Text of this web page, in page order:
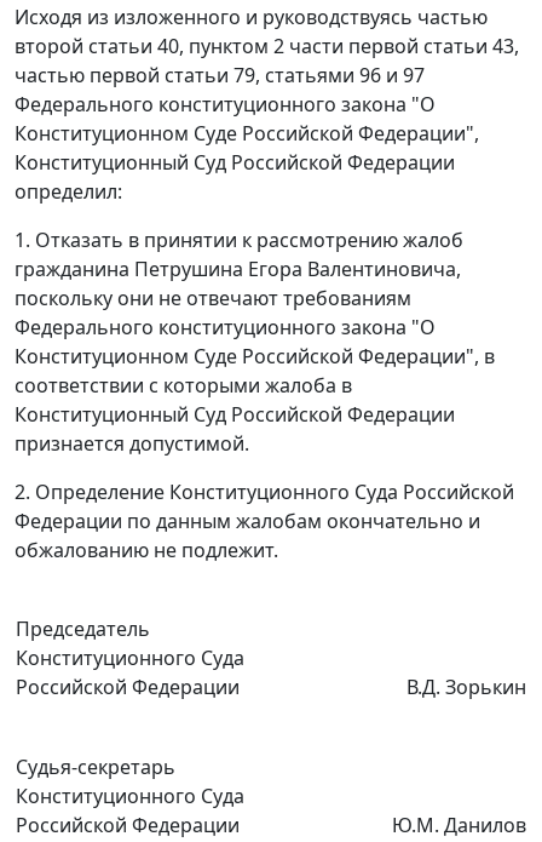
Исходя из изложенного и руководствуясь частью
второй статьи 40, пунктом 2 части первой статьи 43,
частью первой статьи 79, статьями 96 и 97
Федерального конституционного закона "О
Конституционном Суде Российской Федерации",
Конституционный Суд Российской Федерации
определил:
1. Отказать в принятии к рассмотрению жалоб
гражданина Петрушина Егора Валентиновича,
поскольку они не отвечают требованиям
Федерального конституционного закона "О
Конституционном Суде Российской Федерации", в
соответствии с которыми жалоба в
Конституционный Суд Российской Федерации
признается допустимой.
2. Определение Конституционного Суда Российской
Федерации по данным жалобам окончательно и
обжалованию не подлежит.
Председатель
Конституционного Суда
Российской Федерации
В.Д. Зорькин
Судья-секретарь
Конституционного Суда
Российской Федерации
Ю.М. Данилов